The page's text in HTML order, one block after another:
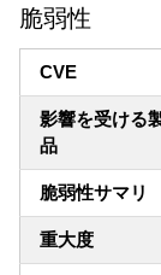
脆弱性
CVE
影響を受ける
品
脆弱性サマリ
重大度